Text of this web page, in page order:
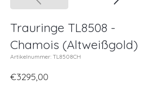
Trauringe TL8508 -
Chamois (Altweißgold)
Artikelnummer: TL8508CH
€3295,00